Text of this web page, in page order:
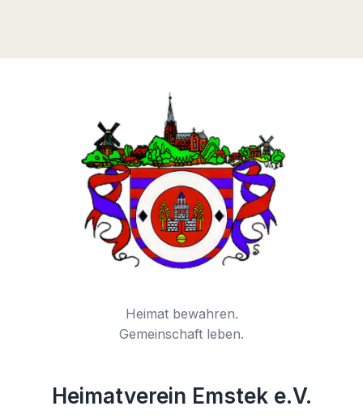
Heimat bewahren.
Gemeinschaft leben.
Heimatverein Emstek e.V.